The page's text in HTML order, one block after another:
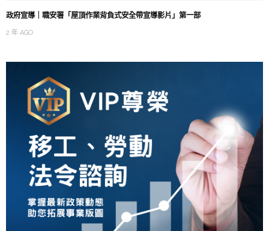
政府宣導｜職安署「屋頂作業背負式安全帶宣導影片」第一部
2 年 AGO